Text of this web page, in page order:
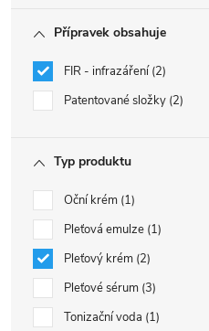
Přípravek obsahuje
FIR - infrazáření 2
Patentované složky 2
Typ produktu
Oční krém 1
Pleťová emulze 1
Pleťový krém 2
Pleťové sérum 3
Tonizační voda 1